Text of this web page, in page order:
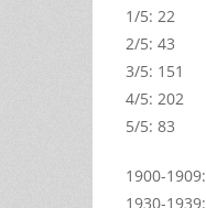
1/5: 22
2/5: 43
3/5: 151
4/5: 202
5/5: 83
1900-
1930-